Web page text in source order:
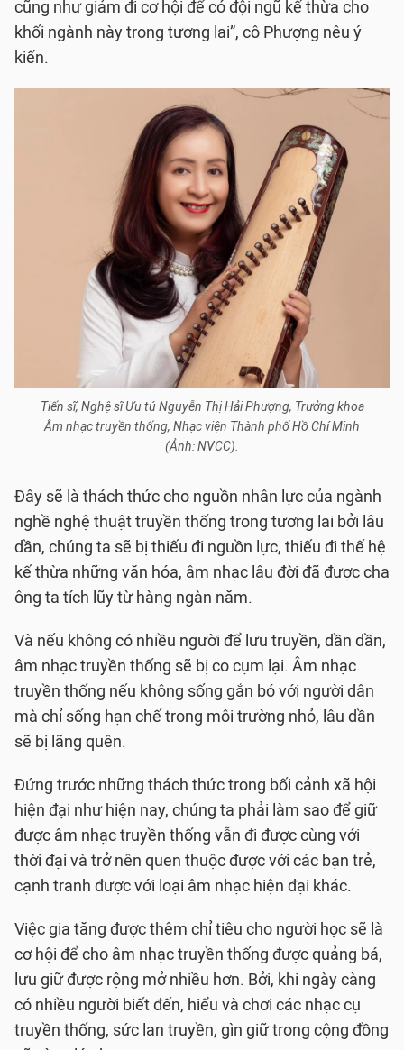
cũng như giảm đi cơ hội để có đội ngũ kế thừa cho
khối ngành này trong tương lai”, cô Phượng nêu ý
kiến.
Tiến sĩ, Nghệ sĩ Ưu tú Nguyễn Thị Hải Phượng, Trưởng khoa
Âm nhạc truyền thống, Nhạc viện Thành phố Hồ Chí Minh
(Ảnh: NVCC).
Đây sẽ là thách thức cho nguồn nhân lực của ngành
nghề nghệ thuật truyền thống trong tương lai bởi lâu
dần, chúng ta sẽ bị thiếu đi nguồn lực, thiếu đi thế hệ
kế thừa những văn hóa, âm nhạc lâu đời đã được cha
ông ta tích lũy từ hàng ngàn năm.
Và nếu không có nhiều người để lưu truyền, dần dần,
âm nhạc truyền thống sẽ bị co cụm lại. Âm nhạc
truyền thống nếu không sống gắn bó với người dân
mà chỉ sống hạn chế trong môi trường nhỏ, lâu dần
sẽ bị lãng quên.
Đứng trước những thách thức trong bối cảnh xã hội
hiện đại như hiện nay, chúng ta phải làm sao để giữ
được âm nhạc truyền thống vẫn đi được cùng với
thời đại và trở nên quen thuộc được với các bạn trẻ,
cạnh tranh được với loại âm nhạc hiện đại khác.
Việc gia tăng được thêm chỉ tiêu cho người học sẽ là
cơ hội để cho âm nhạc truyền thống được quảng bá,
lưu giữ được rộng mở nhiều hơn. Bởi, khi ngày càng
có nhiều người biết đến, hiểu và chơi các nhạc cụ
truyền thống, sức lan truyền, gìn giữ trong cộng đồng